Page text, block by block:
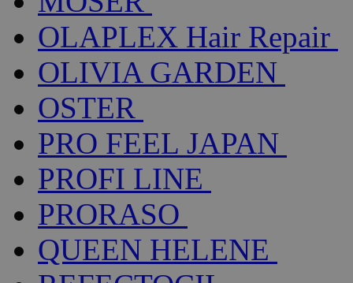
OLAPLEX Hair Repair
OLIVIA GARDEN
OSTER
PRO FEEL JAPAN
PROFI LINE
PRORASO
QUEEN HELENE